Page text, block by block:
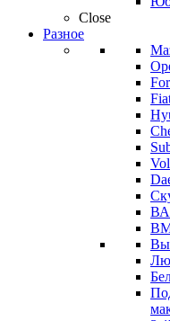
Close
Разное